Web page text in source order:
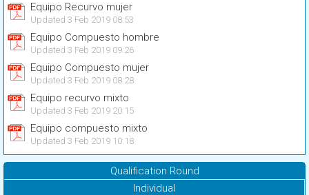
Equipo Recurvo mujer
Updated 3 Feb 2019 08:53
Equipo Compuesto hombre
Updated 3 Feb 2019 09:26
Equipo Compuesto mujer
Updated 3 Feb 2019 08:28
Equipo recurvo mixto
Updated 3 Feb 2019 20:15
Equipo compuesto mixto
Updated 3 Feb 2019 10:18
Qualification Round
Individual